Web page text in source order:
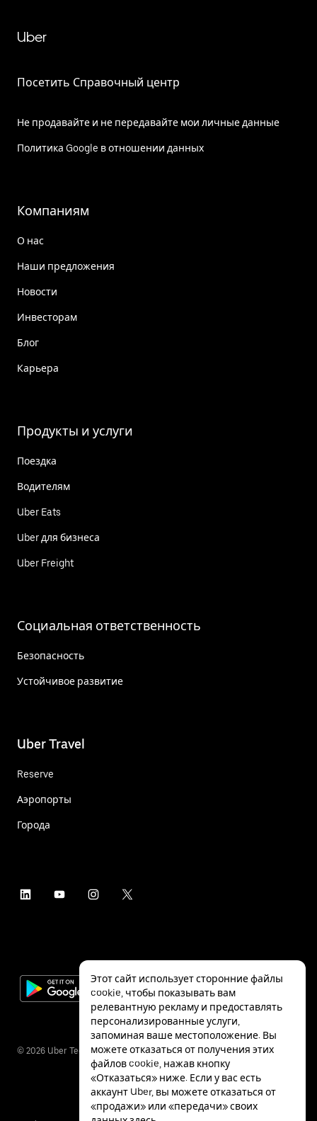
Uber
Посетить Справочный центр
Не продавайте и не передавайте мои личные данные
Политика Google в отношении данных
Компаниям
О нас
Наши предложения
Новости
Инвесторам
Блог
Карьера
Продукты и услуги
Поездка
Водителям
Uber Eats
Uber для бизнеса
Uber Freight
Социальная ответственность
Безопасность
Устойчивое развитие
Uber Travel
Reserve
Аэропорты
Города
© 2026 Uber Technologies Inc.
Этот сайт использует сторонние файлы
cookie, чтобы показывать вам
релевантную рекламу и предоставлять
персонализированные услуги,
запоминая ваше местоположение. Вы
можете отказаться от получения этих
файлов cookie, нажав кнопку
«Отказаться» ниже. Если у вас есть
аккаунт Uber, вы можете отказаться от
«продажи» или «передачи» своих